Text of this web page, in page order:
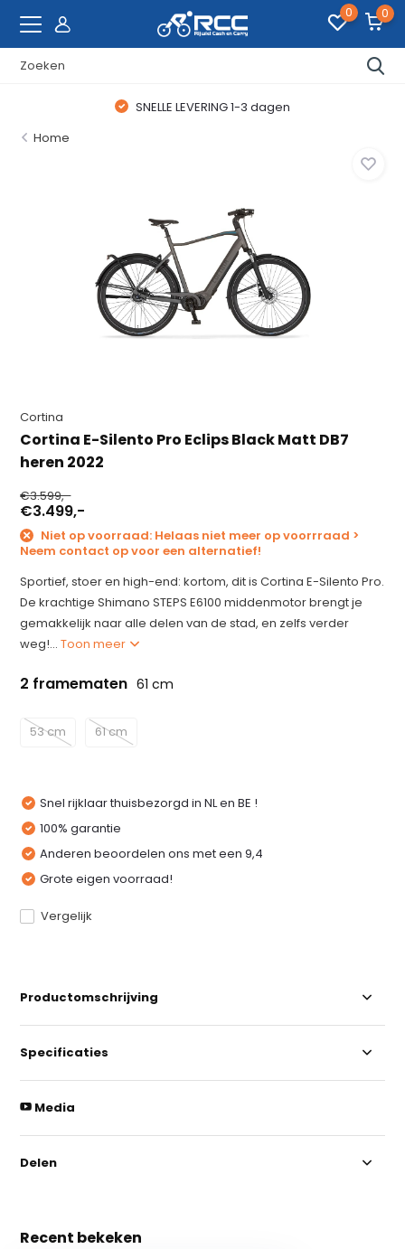
0 0
SNELLE LEVERING 1-3 dagen
Home
Cortina
Cortina E-Silento Pro Eclips Black Matt DB7
heren 2022
€3.599,-
€3.499,-
Niet op voorraad: Helaas niet meer op voorrraad >
Neem contact op voor een alternatief!
Sportief, stoer en high-end: kortom, dit is Cortina E-Silento Pro.
De krachtige Shimano STEPS E6100 middenmotor brengt je
gemakkelijk naar alle delen van de stad, en zelfs verder
weg!...Toon meer
2 framematen 61 cm
53 cm 61 cm
Snel rijklaar thuisbezorgd in NL en BE !
100% garantie
Anderen beoordelen ons met een 9,4
Grote eigen voorraad!
Vergelijk
Productomschrijving
Specificaties
Media
Delen
Recent bekeken